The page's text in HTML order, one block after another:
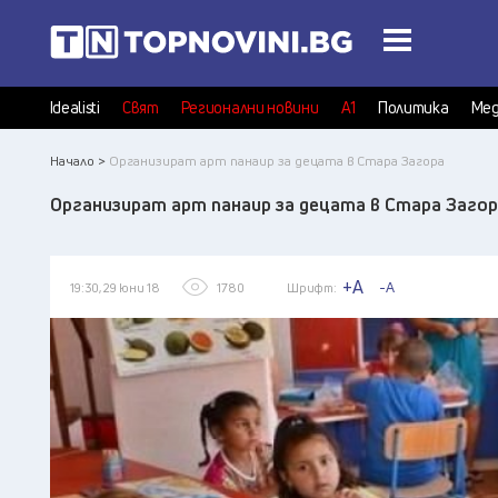
Idealisti Свят Регионални новини А1 Политика
Начало > Организират арт панаир за децата в Стара Загора
Организират арт панаир за децата в Стара
19:30, 29 юни 18 1780 Шрифт: +A -A